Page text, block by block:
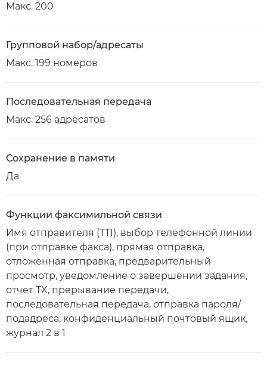
Макс. 200
Групповой набор/адресаты
Макс. 199 номеров
Последовательная передача
Макс. 256 адресатов
Сохранение в памяти
Да
Функции факсимильной связи
Имя отправителя (TTI), выбор телефонной линии
(при отправке факса), прямая отправка,
отложенная отправка, предварительный
просмотр, уведомление о завершении задания,
отчет TX, прерывание передачи,
последовательная передача, отправка пароля/
подадреса, конфиденциальный почтовый ящик,
журнал 2 в 1